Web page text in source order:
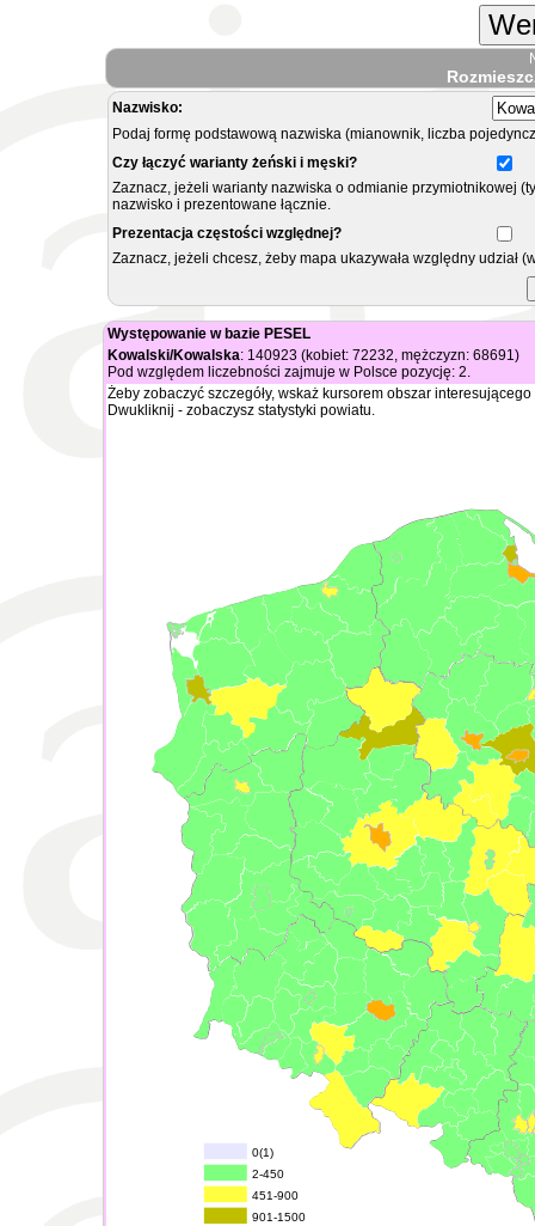
Nazwisko:
Podaj formę podstawową nazwiska (mianownik, liczba
Czy łączyć warianty żeński i męski?
Zaznacz, jeżeli warianty nazwiska o odmianie przymiotnikowej
nazwisko i prezentowane łącznie.
Prezentacja częstości względnej?
Zaznacz, jeżeli chcesz, żeby mapa ukazywała względny
Występowanie w bazie PESEL
Kowalski/Kowalska: 140923 (kobiet: 72232, mężczyzn: 68691)
Pod względem liczebności zajmuje w Polsce pozycję: 2.
Żeby zobaczyć szczegóły, wskaż kursorem obszar
Dwukliknij - zobaczysz statystyki powiatu.
0(1)
2-450
451-900
901-1500